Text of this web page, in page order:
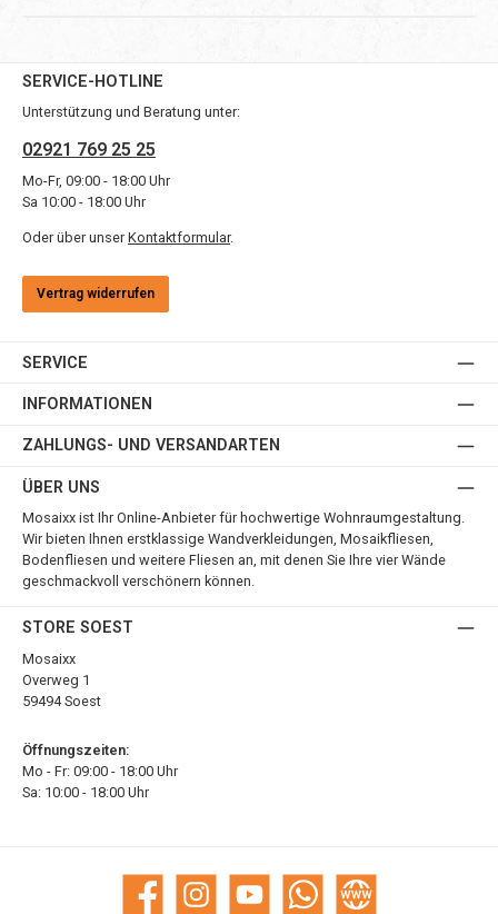
SERVICE-HOTLINE
Unterstützung und Beratung unter:
02921 769 25 25
Mo-Fr, 09:00 - 18:00 Uhr
Sa 10:00 - 18:00 Uhr
Oder über unser Kontaktformular.
Vertrag widerrufen
SERVICE
INFORMATIONEN
ZAHLUNGS- UND VERSANDARTEN
ÜBER UNS
Mosaixx ist Ihr Online-Anbieter für hochwertige Wohnraumgestaltung.
Wir bieten Ihnen erstklassige Wandverkleidungen, Mosaikfliesen,
Bodenfliesen und weitere Fliesen an, mit denen Sie Ihre vier Wände
geschmackvoll verschönern können.
STORE SOEST
Mosaixx
Overweg 1
59494 Soest
Öffnungszeiten:
Mo - Fr: 09:00 - 18:00 Uhr
Sa: 10:00 - 18:00 Uhr
Facebook Instagram YouTube WhatsApp Website